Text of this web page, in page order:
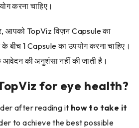
करना चाहिए।
आपको TopViz विज़न Capsule का
बीच 1 Capsule का उपयोग करना चाहिए।
की अनुशंसा नहीं की जाती है।
for eye health?
after reading it how to take it
to achieve the best possible